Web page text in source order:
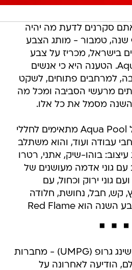
סקרנים לדעת מה יהיה
שנה, טמבור - מותג הצבע
בישראל, מכריז על צבע
השנה Aqua Pool 0816T. הטענה היא כי אנשים
למרחבים פתוחים, לשקט
מרעשי הסביבה ומכל מה
מסמל את כל אלו.
הצלילות והבהירות של Aqua Pool מתאימים לחללי
עבודה ועוד, והוא משתלב
עיצוב: בוהו-שיק, אתני, רטרו
גוני אדמה מעושנים של
גוני ירוק וכחול, עם
קש, חבל, נחושת, חלודה
ובטון. הגוון המחזק לצבע השנה הוא Red Flame
יונבירסל מיוזיק פאבלישינג גרופ (UMPG) - מחברות
הודיעה לאחרונה על